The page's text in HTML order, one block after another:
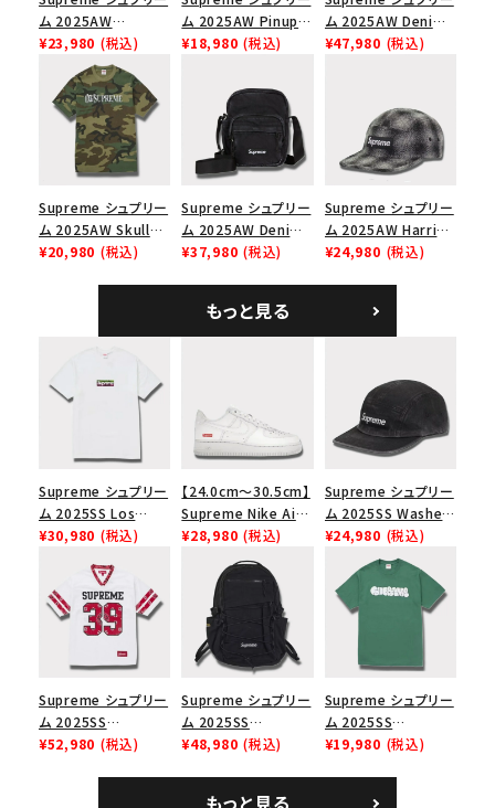
ム 2025AW
Overdyed Camp
Cap オーバーダイド
キャンプキャップ ブ
ラック
¥23,980 (税込)
ム 2025AW Pinup
Mesh Back 5-Panel
ュバック 5パネルキャ
ップ トゥルーティン
バーHTC フォールカ
¥18,980 (税込)
ム 2025AW Denim
Backpack デニム バ
¥47,980 (税込)
Supreme シュプリー
ム 2025AW Skull
Tee スカル Tシャ
¥20,980 (税込)
Supreme シュプリー
ム 2025AW Denim
Shoulder Bag デニ
¥37,980 (税込)
Supreme シュプリー
ム 2025AW Harris
Tweed Camp Cap
¥24,980 (税込)
もっと見る
Supreme シュプリー
ム 2025SS Los
Angeles Fire Relief
イヤーリリーフボック
スロゴTシャツ ホワ
イト 白
¥30,980 (税込)
【24.0cm～30.5cm】
Supreme Nike Air
Force 1 Low シュプ
リーム ナイキエアフォ
ース１スニーカー シ
ューズ ホワイト
¥28,980 (税込)
Supreme シュプリー
ム 2025SS Washed
Chino Twill Camp
Cap ウォッシュチノツ
イルキャンプキャップ
ブラック 黒
¥24,980 (税込)
Supreme シュプリー
ム 2025SS
Bandana Football
¥52,980 (税込)
Supreme シュプリー
ム 2025SS
Backpack バックパッ
¥48,980 (税込)
Supreme シュプリー
ム 2025SS
Homerun Tee ホー
¥19,980 (税込)
もっと見る